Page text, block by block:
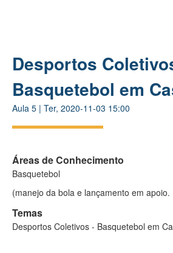
Desportos
Basquetebol em
Aula 5 | Ter, 2020-11-03 15:00
Áreas de Conhecimento
Basquetebol
(manejo da bola e lançamento em apoio.
Temas
Desportos Coletivos - Basquetebol em